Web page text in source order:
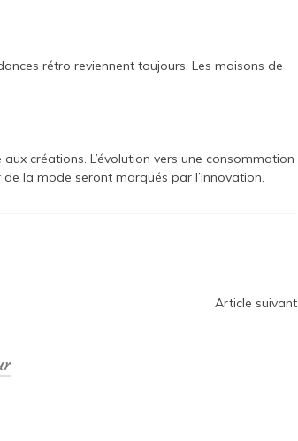
rétro reviennent toujours. Les maisons de
créations. L’évolution vers une consommation
de la mode seront marqués par l’innovation.
Article suivant